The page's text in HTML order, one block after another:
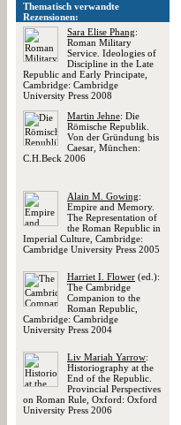
Thematisch verwandte
Rezensionen:
Sara Elise Phang:
Roman Military
Service. Ideologies of
Discipline in the Late
Republic and Early Principate,
Cambridge: Cambridge
University Press 2008
Martin Jehne: Die
Römische Republik.
Von der Gründung bis
Caesar, München:
C.H.Beck 2006
Alain M. Gowing:
Empire and Memory.
The Representation of
the Roman Republic in
Imperial Culture, Cambridge:
Cambridge University Press 2005
Harriet I. Flower (ed.):
The Cambridge
Companion to the
Roman Republic,
Cambridge: Cambridge
University Press 2004
Liv Mariah Yarrow:
Historiography at the
End of the Republic.
Provincial Perspectives
on Roman Rule, Oxford: Oxford
University Press 2006